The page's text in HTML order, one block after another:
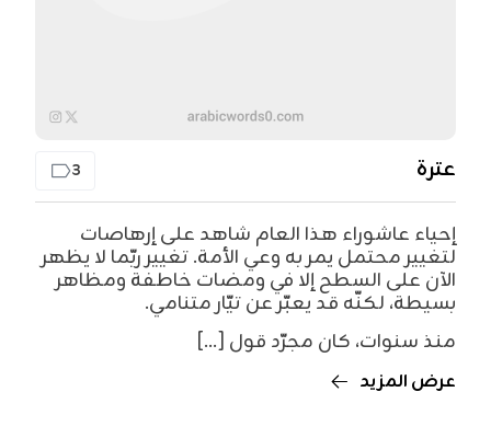
عترة 3
إحياء عاشوراء هذا العام شاهد على إرهاصات
لتغيير محتمل يمر به وعي الأمة. تغيير ربّما لا يظهر
الآن على السطح إلا في ومضات خاطفة ومظاهر
بسيطة، لكنّه قد يعبّر عن تيّار متنامي.
منذ سنوات، كان مجرّد قول [...]
عرض المزيد